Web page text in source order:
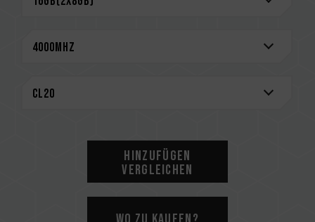
Energiesparend mit ultra-niedriger
Plattformen finden Sie im Abschnitt
Speicherprodukten die vom Motherboard-
Hersteller bereitgestellte QVL (Qualified
Vendor List)-Kompatibilitätsliste.
Mischen Sie keine Speichermodule mit
unterschiedlichen Kapazitäten, Frequenzen,
Hinzufügen
Vergleichen